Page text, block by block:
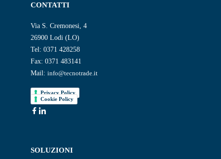
CONTATTI
Via S. Cremonesi, 4
26900 Lodi (LO)
Tel: 0371 428258
Fax: 0371 483141
Mail: info@tecnotrade.it
Privacy Policy
Cookie Policy
SOLUZIONI